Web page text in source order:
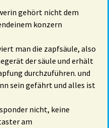
gehört nicht dem
konzern
man die zapfsäule, also
der säule und erhält
durchzuführen. und
sein gefährt und alles ist
nicht, keine
am